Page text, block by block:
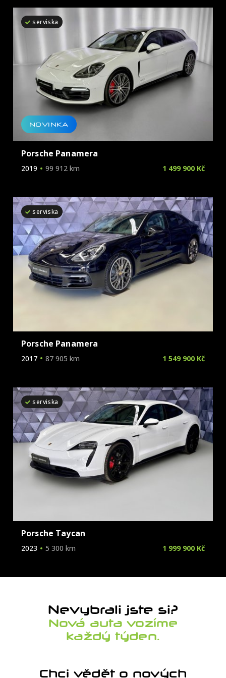
Škoda
Tesla
Volkswagen
Volvo
NOVINKA
serviska
Porsche Panamera
2019 99 912 km 1 499 900 Kč
serviska
Porsche Panamera
2017 87 905 km 1 549 900 Kč
serviska
Porsche Taycan
2023 5 300 km 1 999 900 Kč
Nevybrali jste si?
Nová auta vozíme
každý týden.
Chci vědět o nových